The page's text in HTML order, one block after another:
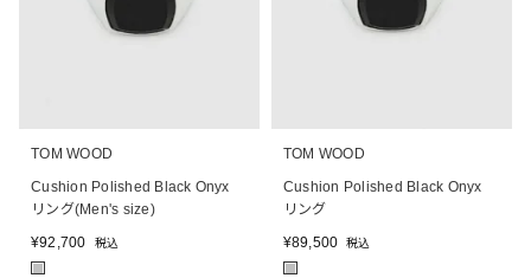
TOM WOOD
Cushion Polished Black Onyx
リング(Men's size)
¥92,700 税込
TOM WOOD
Cushion Polished Black Onyx
リング
¥89,500 税込